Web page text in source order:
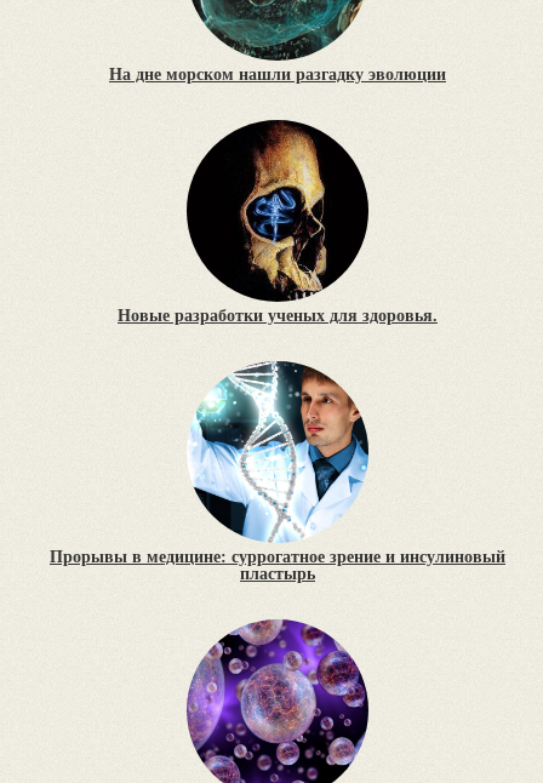
На дне морском нашли разгадку эволюции
Новые разработки ученых для здоровья.
Прорывы в медицине: суррогатное зрение и инсулиновый
пластырь